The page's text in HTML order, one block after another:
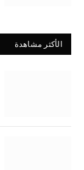
الأكثر مشاهدة